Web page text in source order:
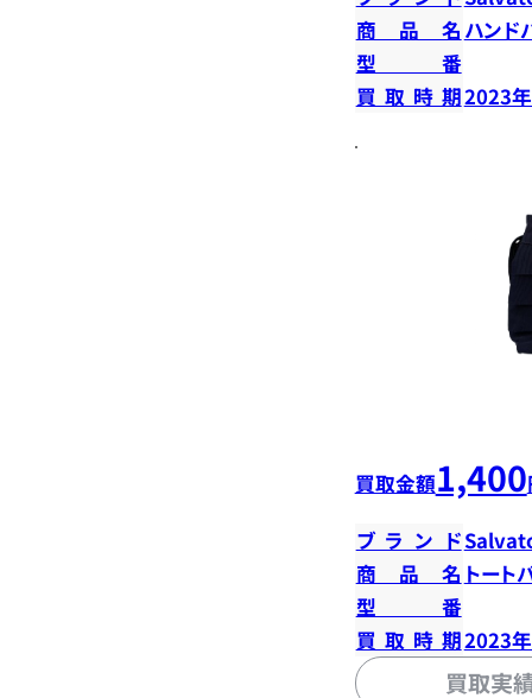
商品名 ハンド
型番
買取時期2023
買取金額1,400
ブランド
商品名 トート
型番
買取時期2023
買取実